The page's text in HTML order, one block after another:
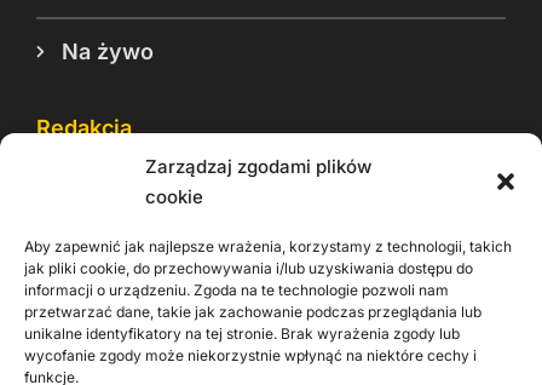
Zarządzaj zgodami plików
cookie
Aby zapewnić jak najlepsze wrażenia, korzystamy z technologii, takich
jak pliki cookie, do przechowywania i/lub uzyskiwania dostępu do
informacji o urządzeniu. Zgoda na te technologie pozwoli nam
przetwarzać dane, takie jak zachowanie podczas przeglądania lub
unikalne identyfikatory na tej stronie. Brak wyrażenia zgody lub
wycofanie zgody może niekorzystnie wpłynąć na niektóre cechy i
funkcje.
Na żywo
Redakcja
Reklama
Rodo
Kontakt
Informacje dla